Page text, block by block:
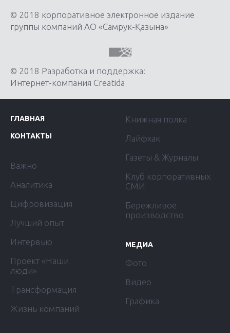
© 2018 корпоративное электронное издание
группы компаний АО «Самрук-Қазына»
© 2018 Разработка и поддержка:
Интернет-компания Creatida
ГЛАВНАЯ
КОНТАКТЫ
Важно
Аналитика
Цифровизация
Лучший опыт
Интервью
Проект «Наши
люди»
Трансформация
Жизнь компаний
Книжная полка
Лайфхак
Газеты & Журналы
Клуб корпоративных
СМИ
Бережливое
производство
МЕДИА
Фото
Видео
Графика